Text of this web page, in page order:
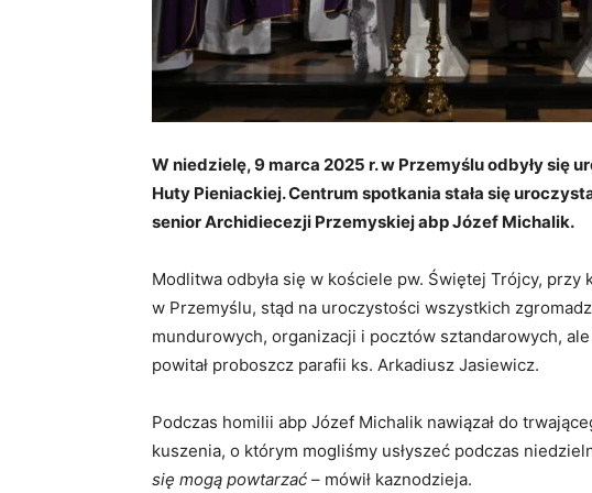
W niedzielę, 9 marca 2025 r. w Przemyślu odbyły się
Huty Pieniackiej. Centrum spotkania stała się
senior Archidiecezji Przemyskiej abp Józef Michalik.
Modlitwa odbyła się w kościele pw. Świętej Trójcy,
w Przemyślu, stąd na uroczystości wszystkich
mundurowych, organizacji i pocztów sztandarowych,
powitał proboszcz parafii ks. Arkadiusz Jasiewicz.
Podczas homilii abp Józef Michalik nawiązał do
kuszenia, o którym mogliśmy usłyszeć podczas
się mogą powtarzać – mówił kaznodzieja.